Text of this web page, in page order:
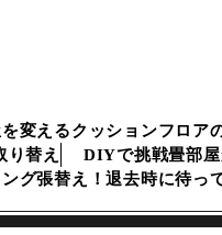
変えるクッションフロア
り替え
DIYで挑戦畳部
グ張替え！退去時に待っ